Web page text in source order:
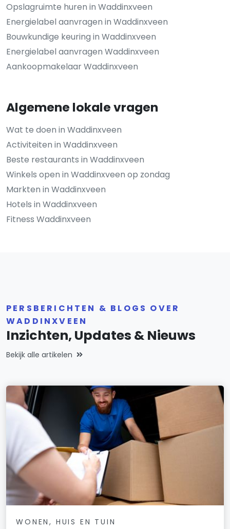
Opslagruimte huren in Waddinxveen
Energielabel aanvragen in Waddinxveen
Bouwkundige keuring in Waddinxveen
Energielabel aanvragen Waddinxveen
Aankoopmakelaar Waddinxveen
Algemene lokale vragen
Wat te doen in Waddinxveen
Activiteiten in Waddinxveen
Beste restaurants in Waddinxveen
Winkels open in Waddinxveen op zondag
Markten in Waddinxveen
Hotels in Waddinxveen
Fitness Waddinxveen
PERSBERICHTEN & BLOGS OVER
WADDINXVEEN
Inzichten, Updates & Nieuws
Bekijk alle artikelen
WONEN, HUIS EN TUIN